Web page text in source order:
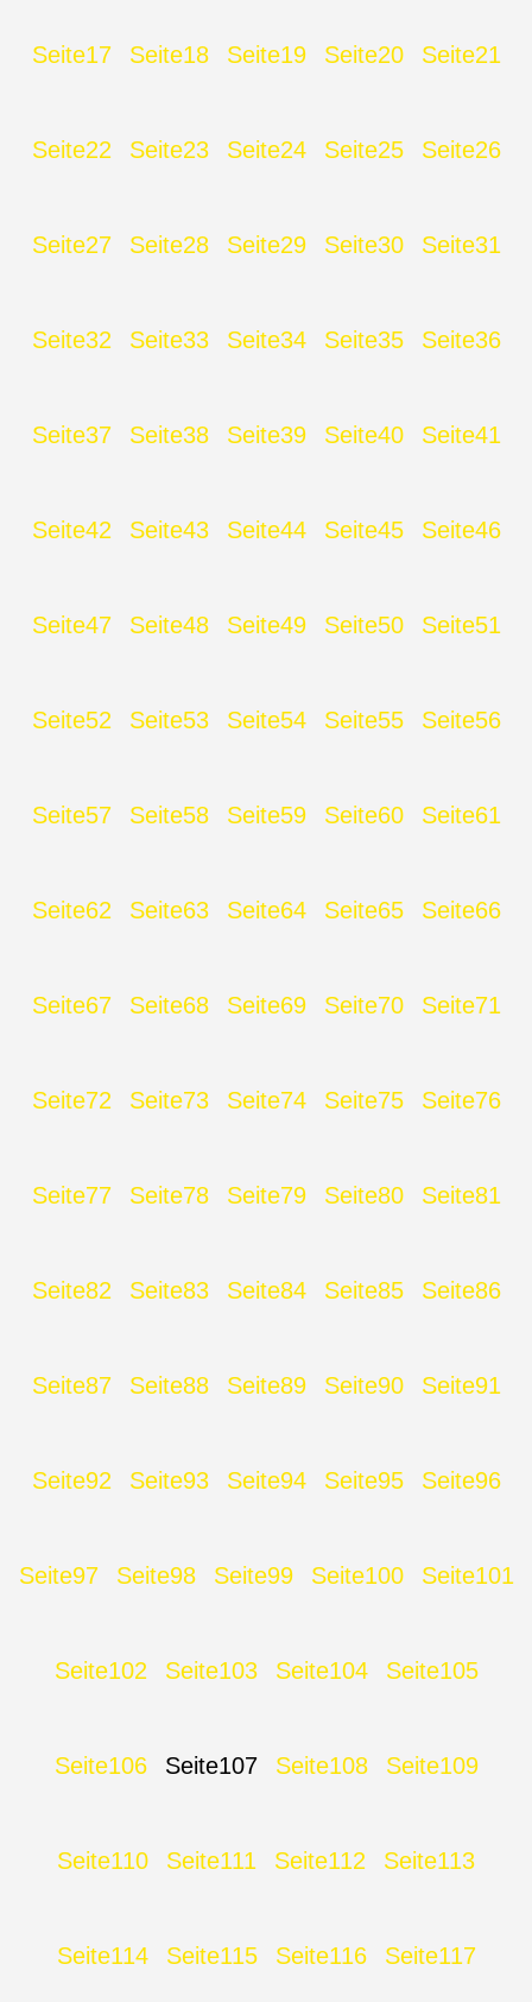
Seite17 Seite18 Seite19 Seite20 Seite21
Seite22 Seite23 Seite24 Seite25 Seite26
Seite27 Seite28 Seite29 Seite30 Seite31
Seite32 Seite33 Seite34 Seite35 Seite36
Seite37 Seite38 Seite39 Seite40 Seite41
Seite42 Seite43 Seite44 Seite45 Seite46
Seite47 Seite48 Seite49 Seite50 Seite51
Seite52 Seite53 Seite54 Seite55 Seite56
Seite57 Seite58 Seite59 Seite60 Seite61
Seite62 Seite63 Seite64 Seite65 Seite66
Seite67 Seite68 Seite69 Seite70 Seite71
Seite72 Seite73 Seite74 Seite75 Seite76
Seite77 Seite78 Seite79 Seite80 Seite81
Seite82 Seite83 Seite84 Seite85 Seite86
Seite87 Seite88 Seite89 Seite90 Seite91
Seite92 Seite93 Seite94 Seite95 Seite96
Seite97 Seite98 Seite99 Seite100 Seite101
Seite102 Seite103 Seite104 Seite105
Seite106 Seite107 Seite108 Seite109
Seite110 Seite111 Seite112 Seite113
Seite114 Seite115 Seite116 Seite117